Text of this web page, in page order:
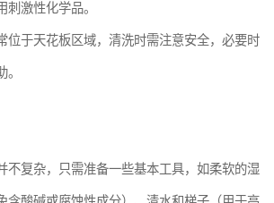
刺激性化学品。
位于天花板区域，清洗时需注意安全，必要时
不复杂，只需准备一些基本工具，如柔软的湿